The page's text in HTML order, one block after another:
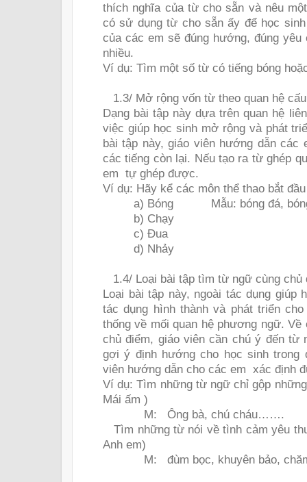
thích nghĩa của từ cho sẵn và nêu
có sử dụng từ cho sẵn ấy để học
của các em sẽ đúng hướng, đúng
nhiều.
Ví dụ: Tìm một số từ có tiếng bóng
1.3/ Mở rộng vốn từ theo quan hệ
Dạng bài tập này dựa trên quan hệ
việc giúp học sinh mở rộng và phát
bài tập này, giáo viên hướng dẫn
các tiếng còn lại. Nếu tạo ra từ ghép
em tự ghép được.
Ví dụ: Hãy kể các môn thể thao bắt
a) Bóng
Mẫu: bóng đá,
b) Chạy
c) Đua
d) Nhảy
1.4/ Loại bài tập tìm từ ngữ cùng chủ
Loại bài tập này, ngoài tác dụng
tác dụng hình thành và phát triển
thống về mối quan hệ phương ngữ.
chủ điểm, giáo viên cần chú ý đến từ
gợi ý định hướng cho học sinh
viên hướng dẫn cho các em xác định
Ví dụ: Tìm những từ ngữ chỉ gộp
Mái ấm )
M:
Ông bà, chú cháu…….
Tìm những từ nói về tình cảm yêu
Anh em)
M:
đùm bọc, khuyên bảo,